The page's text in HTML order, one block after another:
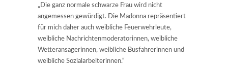
„Die ganz normale schwarze Frau wird nicht
angemessen gewürdigt. Die Madonna repräsentiert
für mich daher auch weibliche Feuerwehrleute,
weibliche Nachrichtenmoderatorinnen, weibliche
Wetteransagerinnen, weibliche Busfahrerinnen und
weibliche Sozialarbeiterinnen.“